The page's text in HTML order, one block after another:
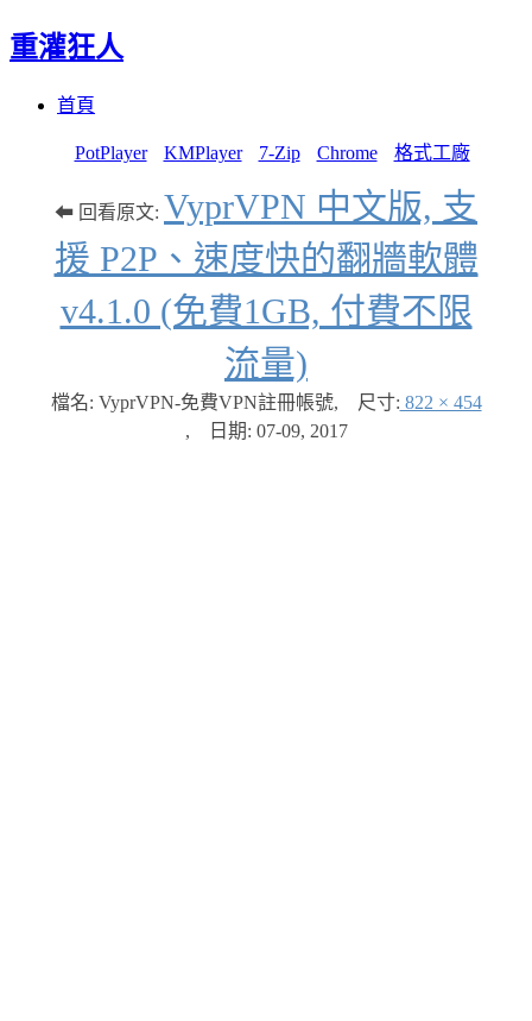
重灌狂人
首頁
PotPlayer KMPlayer 7-Zip Chrome 格式工廠
⬅ 回看原文: VyprVPN 中文版, 支
援 P2P、速度快的翻牆軟體
v4.1.0 (免費1GB, 付費不限
流量)
檔名: VyprVPN-免費VPN註冊帳號, 尺寸: 822 × 454
,
日期: 07-09, 2017